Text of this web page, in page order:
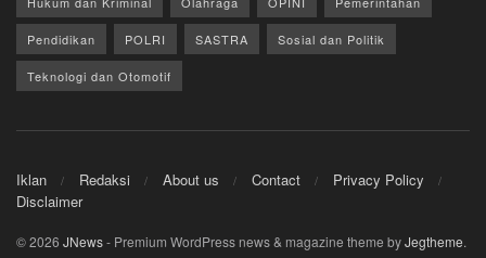
Pendidikan POLRI SASTRA Sosial dan Politik
Teknologi dan Otomotif
Iklan Redaksi About us Contact
Privacy Policy
Disclaimer
© 2026 JNews- Premium WordPress news & magazine theme byJegtheme.